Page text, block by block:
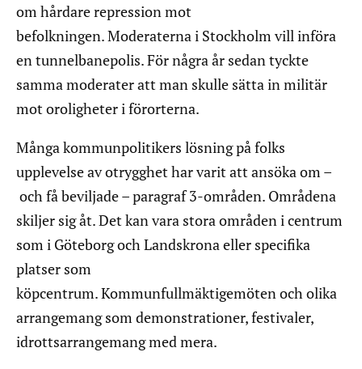
om hårdare repression mot
befolkningen. Moderaterna i Stockholm vill införa
en tunnelbanepolis. För några år sedan tyckte
samma moderater att man skulle sätta in militär
mot oroligheter i förorterna.
Många kommunpolitikers lösning på folks
upplevelse av otrygghet har varit att ansöka om –
och få beviljade – paragraf 3-områden. Områdena
skiljer sig åt. Det kan vara stora områden i centrum
som i Göteborg och Landskrona eller specifika
platser som
köpcentrum. Kommunfullmäktigemöten och olika
arrangemang som demonstrationer, festivaler,
idrottsarrangemang med mera.